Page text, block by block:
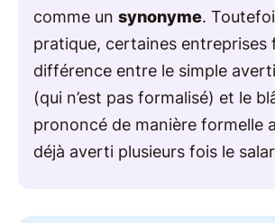
comme un synonyme.
pratique, certaines entreprises
différence entre le simple
(qui n’est pas formalisé) et le
prononcé de manière formelle
déjà averti plusieurs fois le